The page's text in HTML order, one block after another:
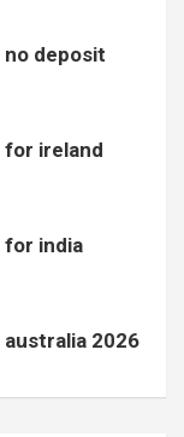
deposit
for ireland
for india
2026